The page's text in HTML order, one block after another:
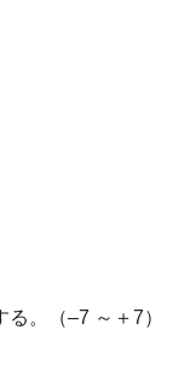
。（–7 ～＋7）